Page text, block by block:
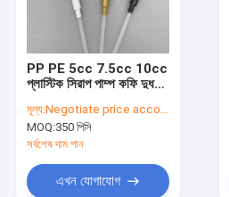
PP PE 5cc 7.5cc 10cc
প্লাস্টিক সিরাপ পাম্প কফি দুধ
মূল্য:Negotiate price according to order quantity
MOQ:350 পিসি
সর্বশেষ দাম পান
এখন যোগাযোগ